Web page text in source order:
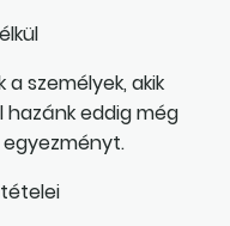
személyek, akik
hazánk eddig még